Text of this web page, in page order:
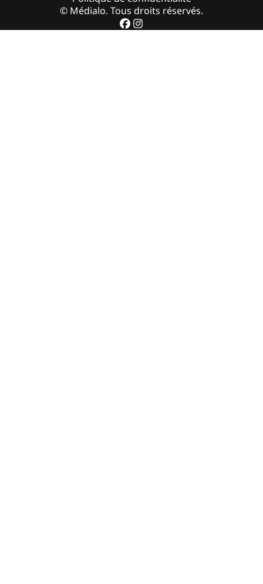
© Médialo. Tous droits réservés.